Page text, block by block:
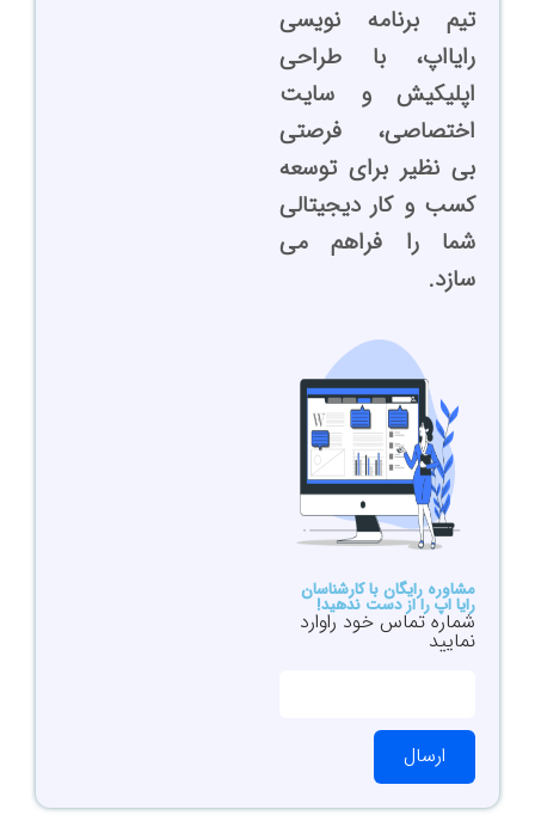
تیم برنامه نویسی
رایااپ، با طراحی
اپلیکیش و سایت
اختصاصی، فرصتی
بی نظیر برای توسعه
کسب و کار دیجیتالی
شما را فراهم می
سازد.
مشاوره رایگان با کارشناسان
رایا اپ را از دست ندهید!
شماره تماس خود راوارد
نمایید
ارسال